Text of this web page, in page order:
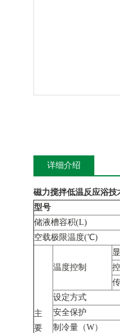
详细介绍
磁力搅拌低温反应浴技
型号
储液槽容积(L)
空载极限温度(℃)
主
要
温度控制
设定方式
安全保护
制冷量（W）